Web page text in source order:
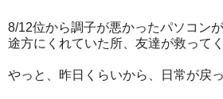
8/12位から調子が悪かったパソコン
途方にくれていた所、友達が救ってく
やっと、昨日くらいから、日常が戻っ